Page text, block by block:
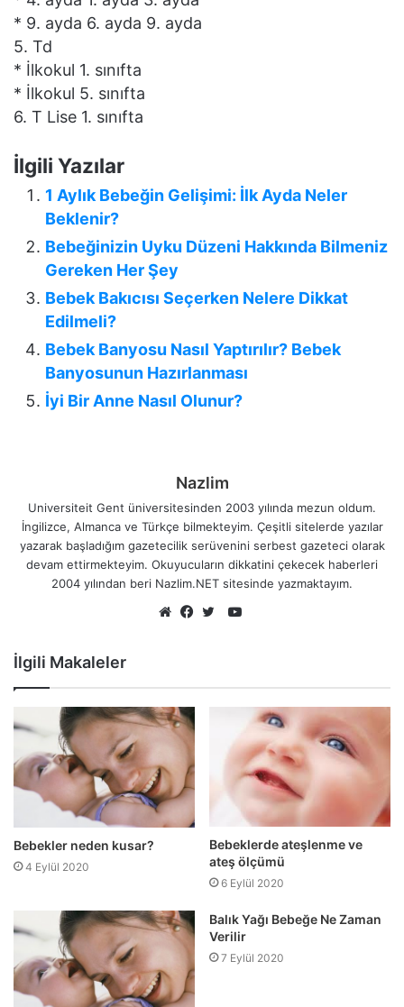
* 9. ayda 6. ayda 9. ayda
5. Td
* İlkokul 1. sınıfta
* İlkokul 5. sınıfta
6. T Lise 1. sınıfta
İlgili Yazılar
1 Aylık Bebeğin Gelişimi: İlk Ayda Neler
Beklenir?
Bebeğinizin Uyku Düzeni Hakkında Bilmeniz
Gereken Her Şey
Bebek Bakıcısı Seçerken Nelere Dikkat
Edilmeli?
Bebek Banyosu Nasıl Yaptırılır? Bebek
Banyosunun Hazırlanması
İyi Bir Anne Nasıl Olunur?
Nazlim
Universiteit Gent üniversitesinden 2003 yılında mezun oldum.
İngilizce, Almanca ve Türkçe bilmekteyim. Çeşitli sitelerde yazılar
yazarak başladığım gazetecilik serüvenini serbest gazeteci olarak
devam ettirmekteyim. Okuyucuların dikkatini çekecek haberleri
2004 yılından beri Nazlim.NET sitesinde yazmaktayım.
YouTube
İlgili Makaleler
Bebekler neden kusar?
4 Eylül 2020
Bebeklerde ateşlenme ve
ateş ölçümü
6 Eylül 2020
Balık Yağı Bebeğe Ne Zaman
Verilir
7 Eylül 2020